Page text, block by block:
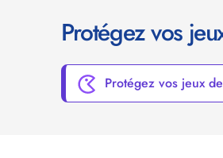
Protégez vos
Protégez vos jeux